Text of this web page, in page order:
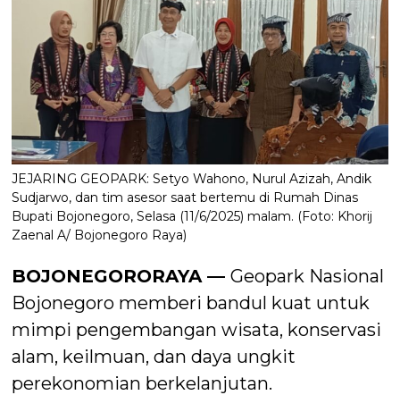
JEJARING GEOPARK: Setyo Wahono, Nurul Azizah, Andik
Sudjarwo, dan tim asesor saat bertemu di Rumah Dinas
Bupati Bojonegoro, Selasa (11/6/2025) malam. (Foto: Khorij
Zaenal A/ Bojonegoro Raya)
BOJONEGORORAYA —Geopark Nasional
Bojonegoro memberi bandul kuat untuk
mimpi pengembangan wisata, konservasi
alam, keilmuan, dan daya ungkit
perekonomian berkelanjutan.